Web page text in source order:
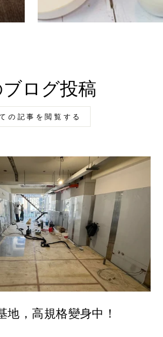
ログ投稿
の記事を閲覧する
地，高規格變身中！